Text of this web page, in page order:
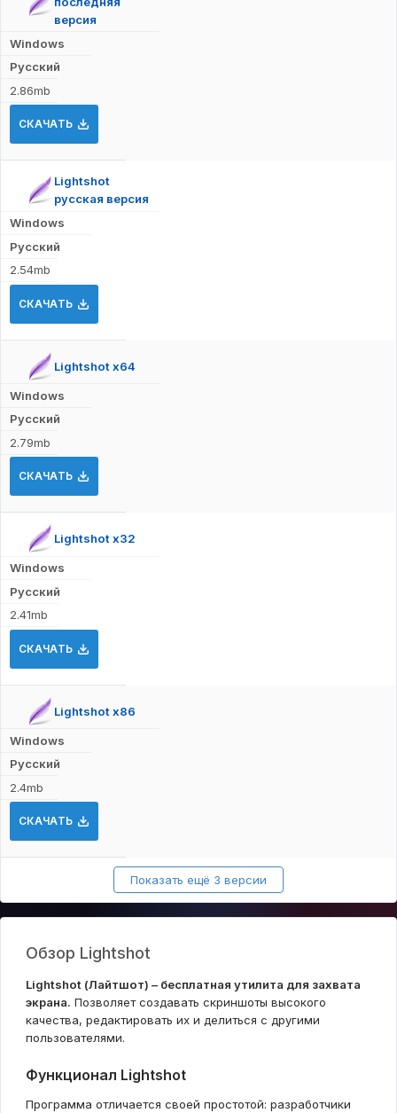
версия
Windows
Русский
2.86mb
СКАЧАТЬ
Lightshot
русская версия
Windows
Русский
2.54mb
СКАЧАТЬ
Lightshot x64
Windows
Русский
2.79mb
СКАЧАТЬ
Lightshot x32
Windows
Русский
2.41mb
СКАЧАТЬ
Lightshot x86
Windows
Русский
2.4mb
СКАЧАТЬ
Показать ещё 3 версии
Обзор Lightshot
Lightshot (Лайтшот) – бесплатная утилита для захвата
экрана. Позволяет создавать скриншоты высокого
качества, редактировать их и делиться с другими
пользователями.
Функционал Lightshot
Программа отличается своей простотой: разработчики